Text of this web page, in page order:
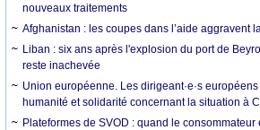
nouveaux traitements
Afghanistan : les coupes dans l’aide aggravent
Liban : six ans après l'explosion du port de
reste inachevée
Union européenne. Les dirigeant·e·s
humanité et solidarité concernant la situation à
Plateformes de SVOD : quand le consommateur